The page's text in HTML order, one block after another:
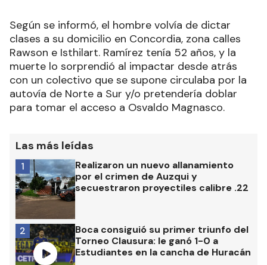
Según se informó, el hombre volvía de dictar
clases a su domicilio en Concordia, zona calles
Rawson e Isthilart. Ramírez tenía 52 años, y la
muerte lo sorprendió al impactar desde atrás
con un colectivo que se supone circulaba por la
autovía de Norte a Sur y/o pretendería doblar
para tomar el acceso a Osvaldo Magnasco.
Las más leídas
Realizaron un nuevo allanamiento
por el crimen de Auzqui y
secuestraron proyectiles calibre .22
1
Boca consiguió su primer triunfo del
Torneo Clausura: le ganó 1-0 a
Estudiantes en la cancha de Huracán
2